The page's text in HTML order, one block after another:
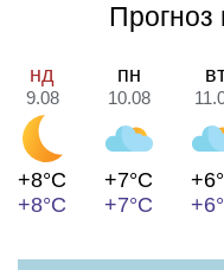
Прогноз
нд
9.08
+8°C
+8°C
пн
10.08
+7°C
+7°C